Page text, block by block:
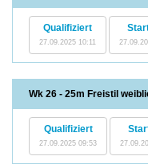
Qualifiziert
27.09.2025 10:11
Wk 26 - 25m Freistil
Qualifiziert
27.09.2025 09:53